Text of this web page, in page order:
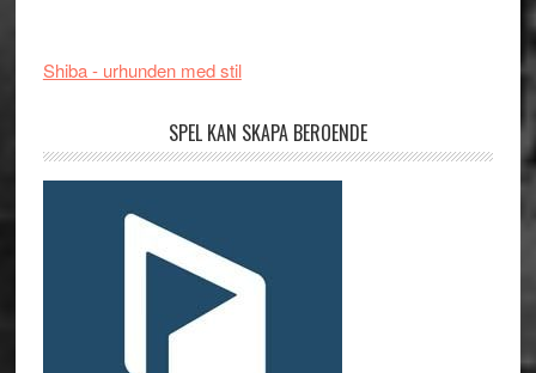
Shiba - urhunden med stil
SPEL KAN SKAPA BEROENDE